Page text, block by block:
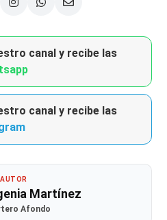
canal y recibe las
canal y recibe las
AUTOR
Martínez
Afondo